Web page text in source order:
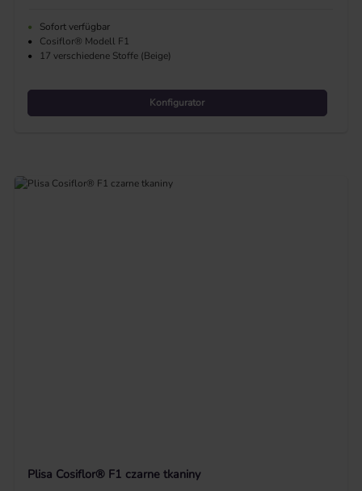
•
Sofort verfügbar
•
Cosiflor® Modell F1
•
17 verschiedene Stoffe (Beige)
Konfigurator
Plisa Cosiflor® F1 czarne tkaniny